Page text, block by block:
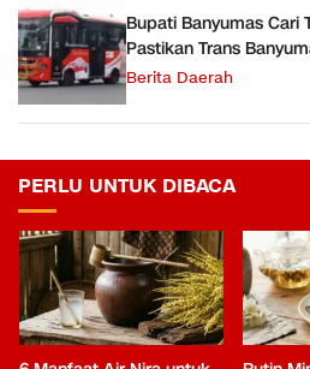
Bupati Banyumas Cari
Pastikan Trans
Berita Daerah
PERLU UNTUK DIBACA